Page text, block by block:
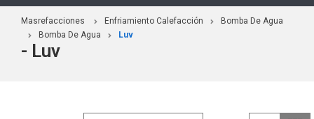
Masrefacciones Enfriamiento Calefacción
Bomba De Agua
Bomba De Agua
Luv
- Luv